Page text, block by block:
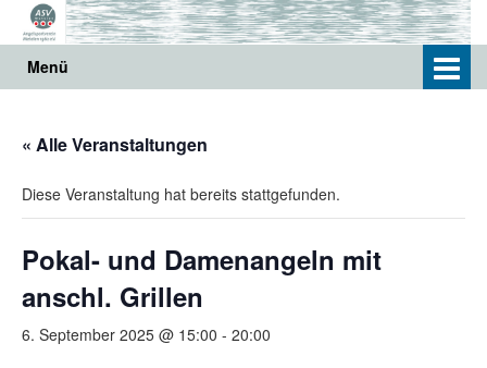
Springe
zum
Hauptmenü
Menü
« Alle Veranstaltungen
Diese Veranstaltung hat bereits stattgefunden.
Pokal- und Damenangeln mit
anschl. Grillen
6. September 2025 @ 15:00 - 20:00